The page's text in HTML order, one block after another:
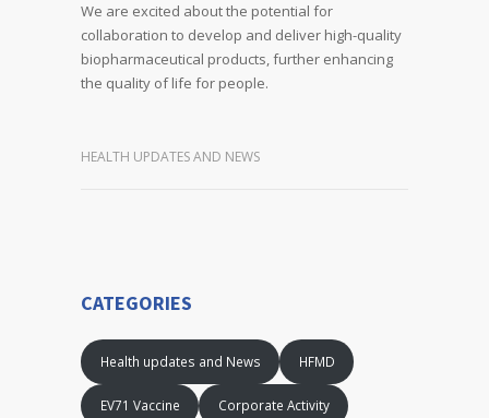
We are excited about the potential for
collaboration to develop and deliver high-quality
biopharmaceutical products, further enhancing
the quality of life for people.
HEALTH UPDATES AND NEWS
CATEGORIES
Health updates and News HFMD
EV71 Vaccine Corporate Activity